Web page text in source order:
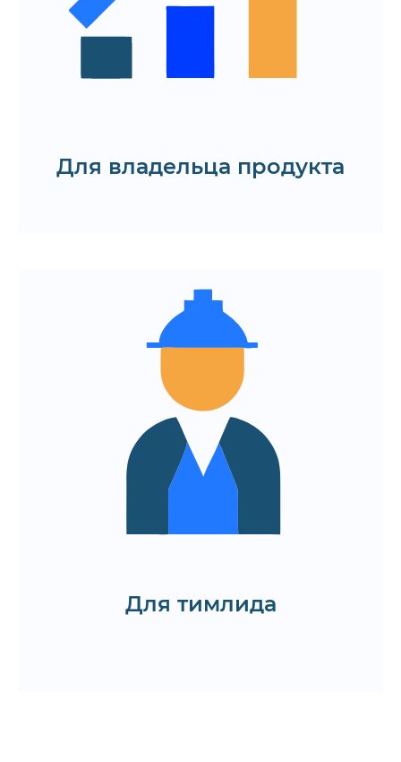
Для владельца продукта
Получение обратной связи от
реальных пользователей или их
Запросить план тестирования
Для тимлида
Тест-кейсы на основе
пользовательских путей и бизнес-
и граничных сценариев
Организация и сопровождение
альфа- и бета-тестирования с
контролем обратной связи
Прозрачная отчётность с
расхождениями, приоритетами и